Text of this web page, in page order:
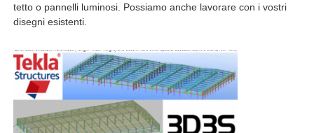
tetto o pannelli luminosi. Possiamo anche lavorare con i vostri
disegni esistenti.